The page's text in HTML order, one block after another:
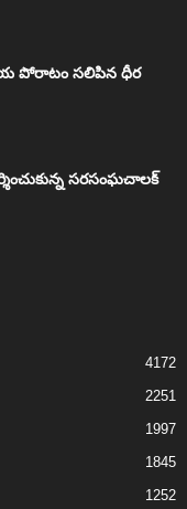
పోరాటం సలిపిన ధీర
సరసంఘచాలక్
4172
2251
1997
1845
1252